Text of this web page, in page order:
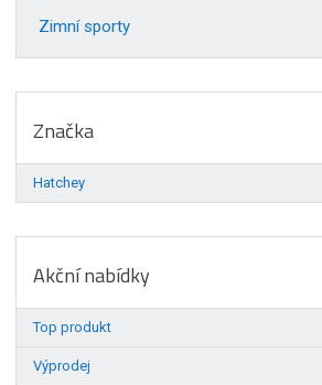
Zimní sporty
Značka
Hatchey
Akční nabídky
Top produkt
Výprodej